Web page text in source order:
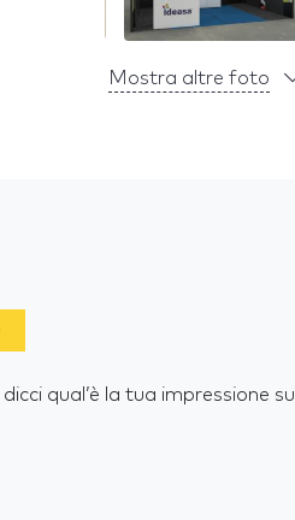
Mostra altre foto
qual’è la tua impressione sul